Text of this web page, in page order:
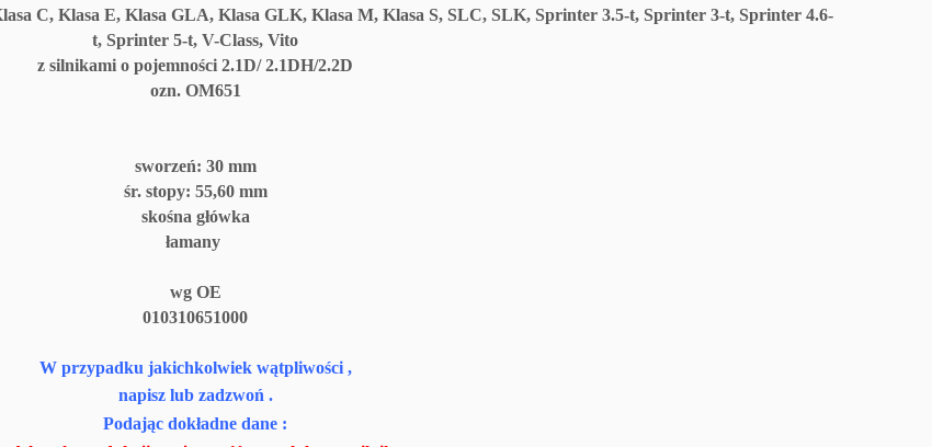
C, Klasa E, Klasa GLA, Klasa GLK, Klasa M, Klasa S, SLC, SLK, Sprinter 3.5-t, Sprinter 3-t, Sprinter 4.6-
t, Sprinter 5-t, V-Class, Vito
z silnikami o pojemności 2.1D/ 2.1DH/2.2D
ozn. OM651
sworzeń: 30 mm
śr. stopy: 55,60 mm
skośna główka
łamany
wg OE
010310651000
W przypadku jakichkolwiek wątpliwości ,
napisz lub zadzwoń .
Podając dokładne dane :